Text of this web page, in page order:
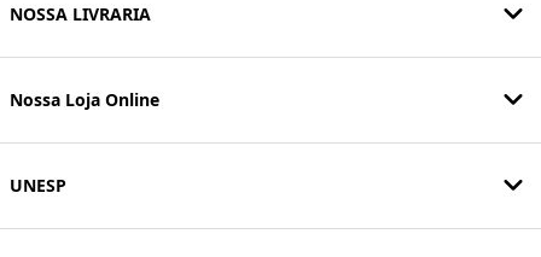
NOSSA LIVRARIA
Nossa Loja Online
UNESP